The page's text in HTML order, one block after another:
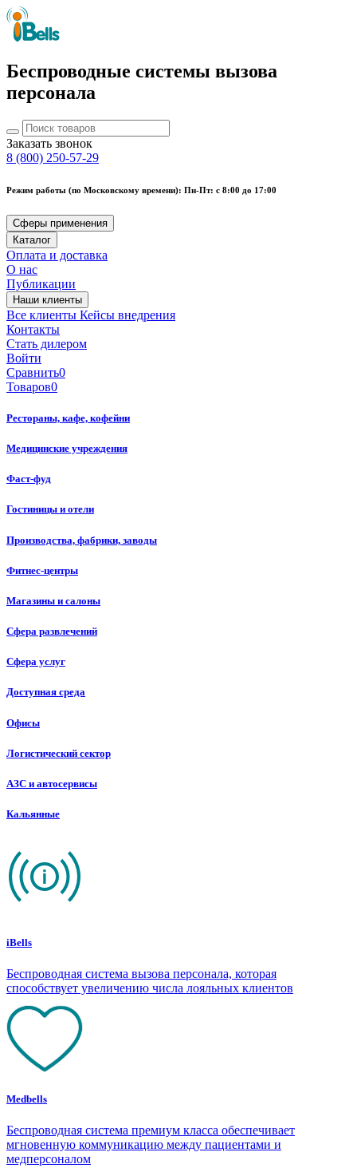
Беспроводные системы вызова
персонала
Заказать звонок
8 (800) 250-57-29
Режим работы (по Московскому времени): Пн-Пт: с 8:00 до 17:00
Сферы применения
Каталог
Оплата и доставка
О нас
Публикации
Наши клиенты
Все клиенты Кейсы внедрения
Контакты
Стать дилером
Войти
Сравнить0
Товаров0
Рестораны, кафе, кофейни
Медицинские учреждения
Фаст-фуд
Гостиницы и отели
Производства, фабрики, заводы
Фитнес-центры
Магазины и салоны
Сфера развлечений
Сфера услуг
Доступная среда
Офисы
Логистический сектор
АЗС и автосервисы
Кальянные
iBells
Беспроводная система вызова персонала, которая
способствует увеличению числа лояльных клиентов
Medbells
Беспроводная система премиум класса обеспечивает
мгновенную коммуникацию между пациентами и
медперсоналом